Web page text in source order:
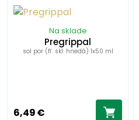
Na sklade
Pregrippal
sol por (fľ. skl. hnedá) 1x50 ml
6,49 €